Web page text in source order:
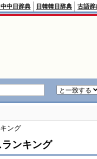
中中日辞典 日韓韓日辞典 古語辞
ング
ンキング